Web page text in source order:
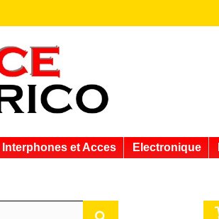
Interphones et Acces Electronique